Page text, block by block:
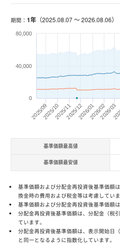
期間：1年 （2025.08.07 〜 2026.08.06）
2025/092025/102025/112025/122026/012026/022026/03
0
40,000
80,000
基準価額最高値
基準価額最安値
基準価額および分配金再投資後基準価額
換金時の費用および税金等は考慮していま
基準価額および分配金再投資後基準価額
分配金再投資後基準価額は、分配金（税
ています。
分配金再投資後基準価額は、表示開始日
と同一となるように指数化しています。